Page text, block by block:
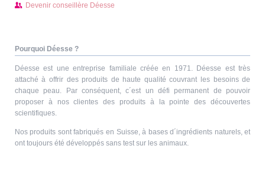
Devenir conseillère Déesse
Pourquoi Déesse ?
Déesse est une entreprise familiale créée en 1971. Déesse est très
attaché à offrir des produits de haute qualité couvrant les besoins de
chaque peau. Par conséquent, c´est un défi permanent de pouvoir
proposer à nos clientes des produits à la pointe des découvertes
scientifiques.
Nos produits sont fabriqués en Suisse, à bases d´ingrédients naturels, et
ont toujours été développés sans test sur les animaux.